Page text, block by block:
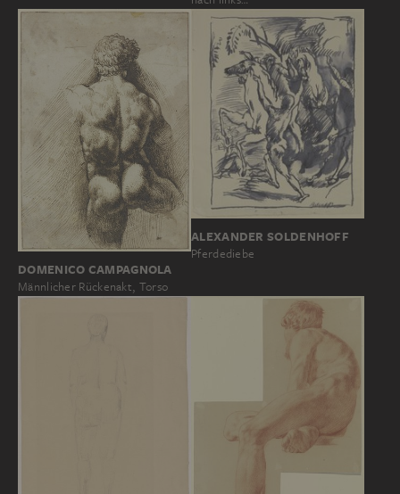
DOMENICO CAMPAGNOLA
Männlicher Rückenakt, Torso
ALEXANDER SOLDENHOFF
Pferdediebe